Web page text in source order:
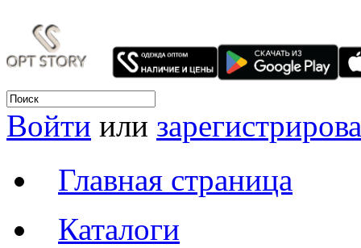
Войти или
Главная страница
Каталоги